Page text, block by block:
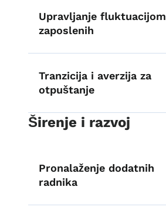
Upravljanje fluktuacijom
zaposlenih
Tranzicija i averzija za
otpuštanje
Širenje i razvoj
Pronalaženje dodatnih
radnika